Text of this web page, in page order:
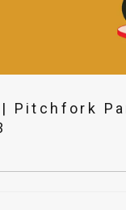
Pitchfork